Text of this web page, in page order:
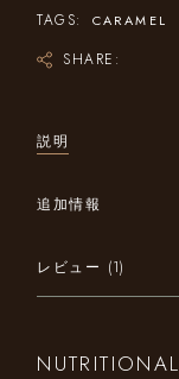
TAGS: CARAMEL
SHARE:
説明
追加情報
レビュー (1)
NUTRITIONAL